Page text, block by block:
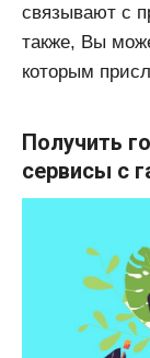
связывают с
также, Вы
которым
Получить
сервисы с